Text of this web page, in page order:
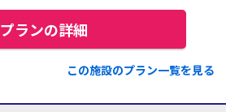
プランの詳細
この施設のプラン一覧を見る